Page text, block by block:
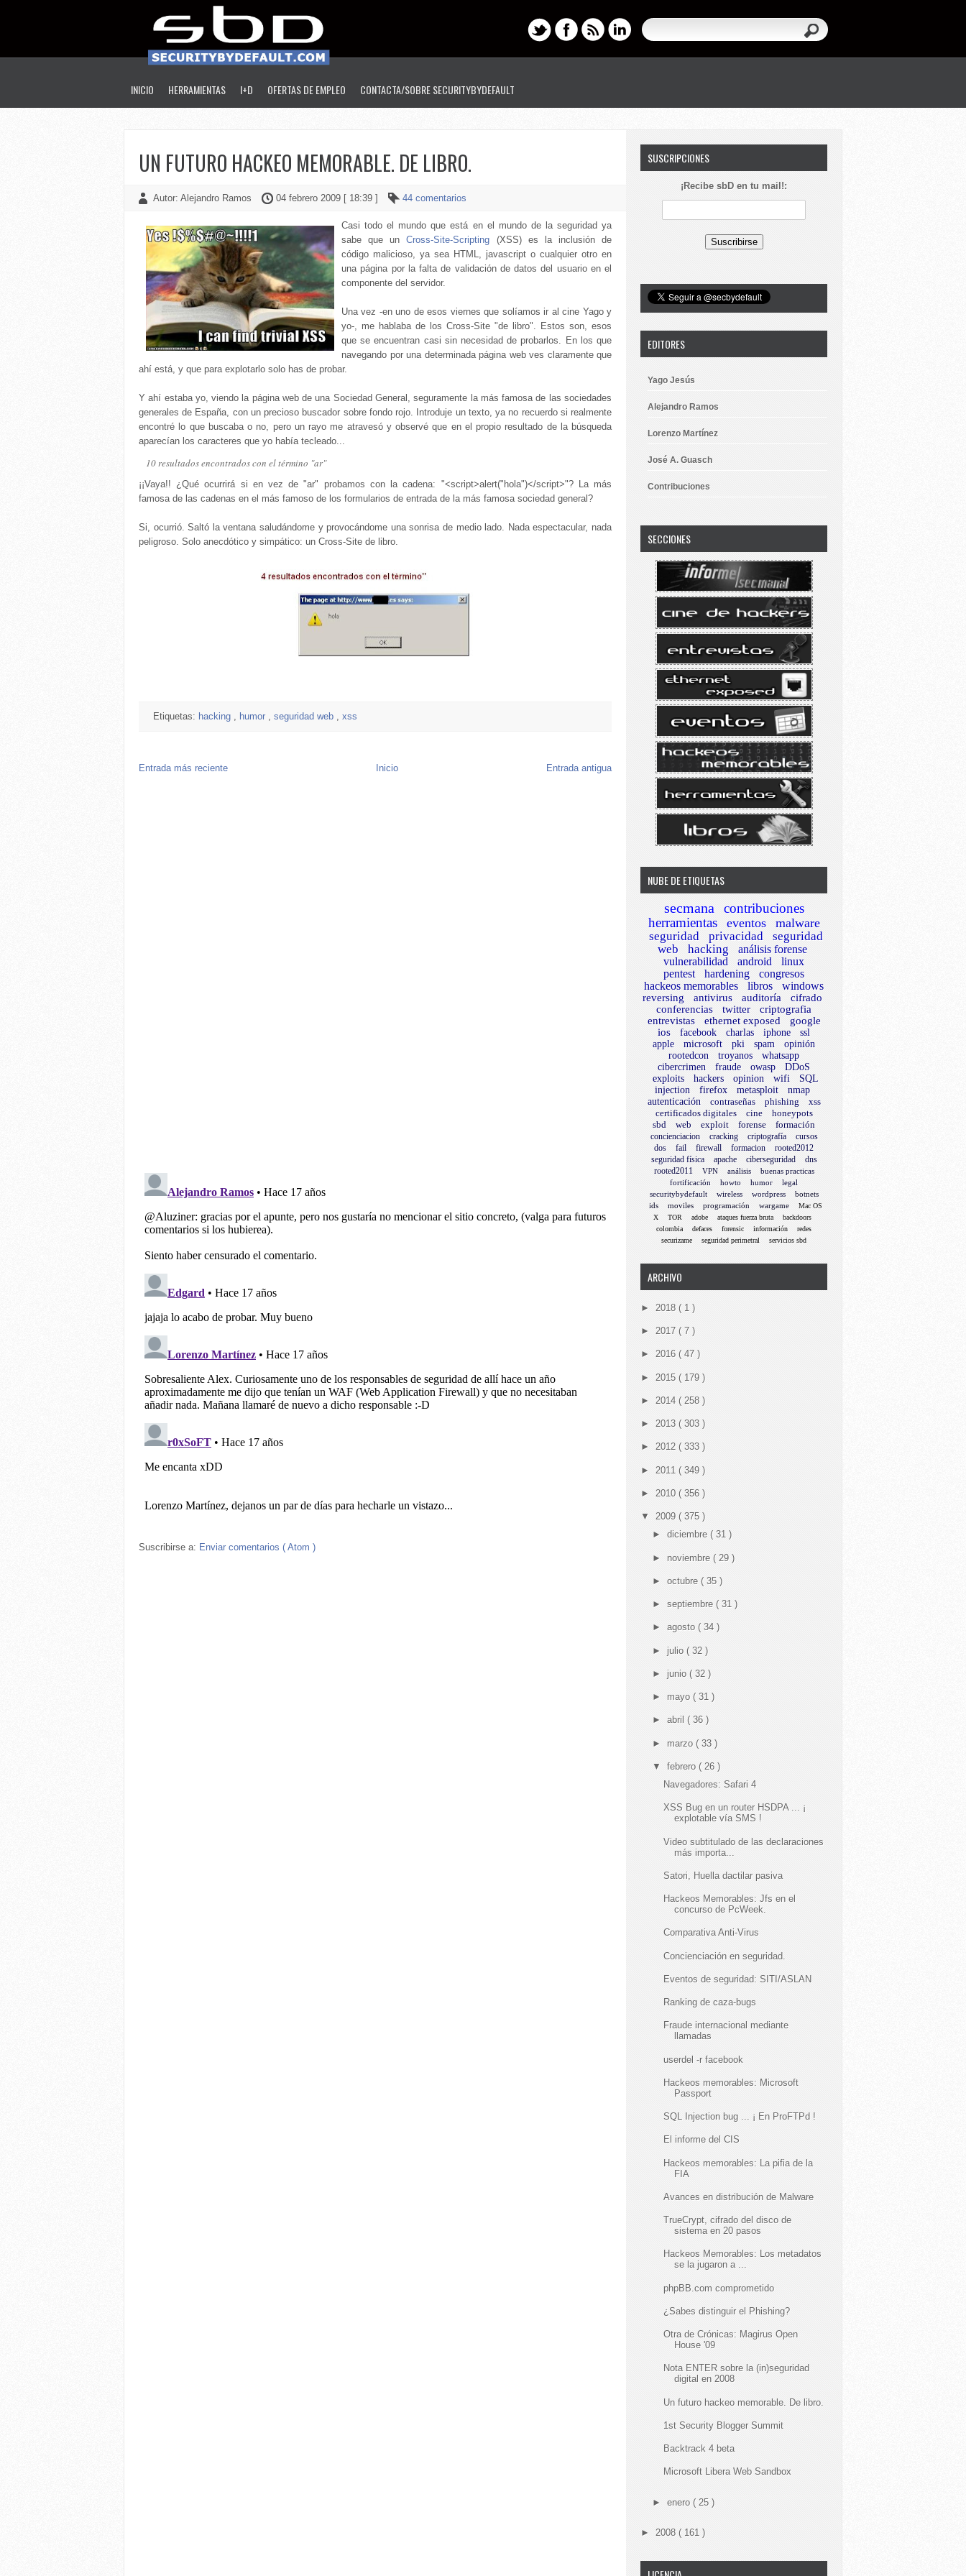
INICIO HERRAMIENTAS I+D OFERTAS DE EMPLEO CONTACTA/SOBRE SECURITYBYDEFAULT
UN FUTURO HACKEO MEMORABLE. DE LIBRO.
Autor: Alejandro Ramos 04 febrero 2009 [ 18:39 ] 44 comentarios
Casi todo el mundo que está en el mundo de la seguridad ya
sabe que unCross-Site-Scripting (XSS) es la inclusión de
código malicioso, ya sea HTML, javascript o cualquier otro en
una página por la falta de validación de datos del usuario en el
componente del servidor.
Una vez -en uno de esos viernes que solíamos ir al cine Yago y
yo-, me hablaba de los Cross-Site "de libro". Estos son, esos
que se encuentran casi sin necesidad de probarlos. En los que
navegando por una determinada página web ves claramente que
ahí está, y que para explotarlo solo has de probar.
Y ahí estaba yo, viendo la página web de una Sociedad General, seguramente la más famosa de las sociedades
generales de España, con un precioso buscador sobre fondo rojo. Introduje un texto, ya no recuerdo si realmente
encontré lo que buscaba o no, pero un rayo me atravesó y observé que en el propio resultado de la búsqueda
aparecían los caracteres que yo había tecleado...
10 resultados encontrados con el término "ar"
¡¡Vaya!! ¿Qué ocurrirá si en vez de "ar" probamos con la cadena: "<script>alert("hola")</script>"? La más
famosa de las cadenas en el más famoso de los formularios de entrada de la más famosa sociedad general?
Si, ocurrió. Saltó la ventana saludándome y provocándome una sonrisa de medio lado. Nada espectacular, nada
peligroso. Solo anecdótico y simpático: un Cross-Site de libro.
Etiquetas: hacking , humor , seguridad web , xss
Entrada más reciente Entrada antigua
Inicio
Suscribirse a: Enviar comentarios ( Atom )
SUSCRIPCIONES
¡Recibe sbD en tu mail!:
EDITORES
Yago Jesús
Alejandro Ramos
Lorenzo Martínez
José A. Guasch
Contribuciones
SECCIONES
NUBE DE ETIQUETAS
secmana
contribuciones
herramientas
eventos malware
seguridad privacidad
seguridad
web
hacking
análisis forense
vulnerabilidad
android
linux
pentest
hardening
congresos
hackeos memorables
libros windows
reversing antivirus auditoría
cifrado
conferencias
twitter
criptografia
entrevistas
ethernet exposed
google
ios
facebook charlas iphone
ssl
apple
microsoft pki spam
opinión
rootedcon
troyanos
whatsapp
cibercrimen
fraude owasp
DDoS
exploits
hackers opinion wifi
SQL
injection
firefox metasploit
nmap
autenticación
contraseñas phishing
xss
certificados digitales
cine
honeypots
sbd
web exploit forense formación
concienciacion cracking criptografía
cursos
dos
fail firewall formacion
rooted2012
seguridad física
apache ciberseguridad
dns
rooted2011
VPN análisis
buenas practicas
fortificación
howto humor
legal
securitybydefault
wireless wordpress
botnets
ids
moviles programación wargame
Mac OS
X
TOR adobe ataques fuerza bruta
backdoors
colombia
defaces forensic información
redes
securizame
seguridad perimetral servicios sbd
ARCHIVO
► 2018 ( 1 )
► 2017 ( 7 )
► 2016 ( 47 )
► 2015 ( 179 )
► 2014 ( 258 )
► 2013 ( 303 )
► 2012 ( 333 )
► 2011 ( 349 )
► 2010 ( 356 )
▼ 2009 ( 375 )
► diciembre ( 31 )
► noviembre ( 29 )
► octubre ( 35 )
► septiembre ( 31 )
► agosto ( 34 )
► julio ( 32 )
► junio ( 32 )
► mayo ( 31 )
► abril ( 36 )
► marzo ( 33 )
▼ febrero ( 26 )
Navegadores: Safari 4
XSS Bug en un router HSDPA ... ¡
explotable vía SMS !
Video subtitulado de las declaraciones
más importa...
Satori, Huella dactilar pasiva
Hackeos Memorables: Jfs en el
concurso de PcWeek.
Comparativa Anti-Virus
Concienciación en seguridad.
Eventos de seguridad: SITI/ASLAN
Ranking de caza-bugs
Fraude internacional mediante
llamadas
userdel -r facebook
Hackeos memorables: Microsoft
Passport
SQL Injection bug ... ¡ En ProFTPd !
El informe del CIS
Hackeos memorables: La pifia de la
FIA
Avances en distribución de Malware
TrueCrypt, cifrado del disco de
sistema en 20 pasos
Hackeos Memorables: Los metadatos
se la jugaron a ...
phpBB.com comprometido
¿Sabes distinguir el Phishing?
Otra de Crónicas: Magirus Open
House '09
Nota ENTER sobre la (in)seguridad
digital en 2008
Un futuro hackeo memorable. De libro.
1st Security Blogger Summit
Backtrack 4 beta
Microsoft Libera Web Sandbox
► enero ( 25 )
► 2008 ( 161 )